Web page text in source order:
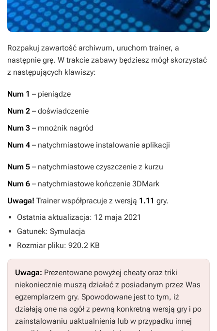
Rozpakuj zawartość archiwum, uruchom trainer, a
następnie grę. W trakcie zabawy będziesz mógł skorzystać
z następujących klawiszy:
Num 1 – pieniądze
Num 2 – doświadczenie
Num 3 – mnożnik nagród
Num 4 – natychmiastowe instalowanie aplikacji
Num 5 – natychmiastowe czyszczenie z kurzu
Num 6 – natychmiastowe kończenie 3DMark
Uwaga! Trainer współpracuje z wersją 1.11 gry.
Ostatnia aktualizacja: 12 maja 2021
Gatunek: Symulacja
Rozmiar pliku: 920.2 KB
Uwaga: Prezentowane powyżej cheaty oraz triki
niekoniecznie muszą działać z posiadanym przez Was
egzemplarzem gry. Spowodowane jest to tym, iż
działają one na ogół z pewną konkretną wersją gry i po
zainstalowaniu uaktualnienia lub w przypadku innej